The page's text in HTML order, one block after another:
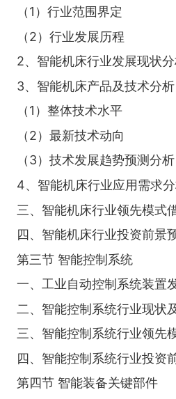
（1）行业范围界定
（2）行业发展历程
2、智能机床行业发展现状
3、智能机床产品及技术分析
（1）整体技术水平
（2）最新技术动向
（3）技术发展趋势预测分析
4、智能机床行业应用需求
三、智能机床行业领先模式
四、智能机床行业投资前景
第三节 智能控制系统
一、工业自动控制系统装置
二、智能控制系统行业现状
三、智能控制系统行业领先
四、智能控制系统行业投资
第四节 智能装备关键部件